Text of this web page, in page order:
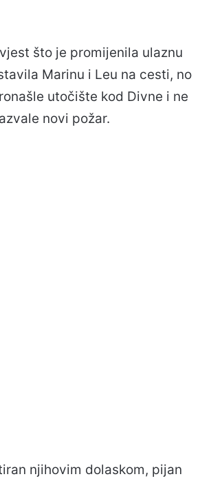
što je promijenila ulaznu
Marinu i Leu na cesti, no
utočište kod Divne i ne
novi požar.
njihovim dolaskom, pijan